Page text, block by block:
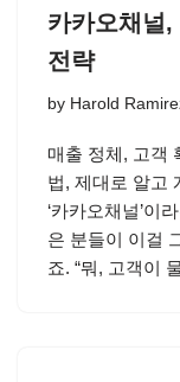
카카오채널,
전략
by Harold
매출 정체, 고객
법, 제대로 알고
‘카카오채널’이
은 분들이 이걸
죠. “뭐, 고객이